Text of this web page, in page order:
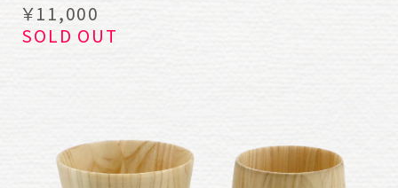
￥11,000
SOLD OUT